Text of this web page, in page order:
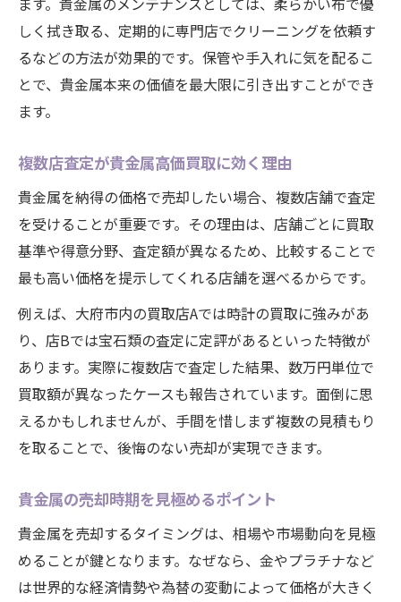
しく拭き取る、定期的に専門店でクリーニングを依頼す
るなどの方法が効果的です。保管や手入れに気を配るこ
とで、貴金属本来の価値を最大限に引き出すことができ
ます。
複数店査定が貴金属高価買取に効く理由
貴金属を納得の価格で売却したい場合、複数店舗で査定
を受けることが重要です。その理由は、店舗ごとに買取
基準や得意分野、査定額が異なるため、比較することで
最も高い価格を提示してくれる店舗を選べるからです。
例えば、大府市内の買取店Aでは時計の買取に強みがあ
り、店Bでは宝石類の査定に定評があるといった特徴が
あります。実際に複数店で査定した結果、数万円単位で
買取額が異なったケースも報告されています。面倒に思
えるかもしれませんが、手間を惜しまず複数の見積もり
を取ることで、後悔のない売却が実現できます。
貴金属の売却時期を見極めるポイント
貴金属を売却するタイミングは、相場や市場動向を見極
めることが鍵となります。なぜなら、金やプラチナなど
は世界的な経済情勢や為替の変動によって価格が大きく